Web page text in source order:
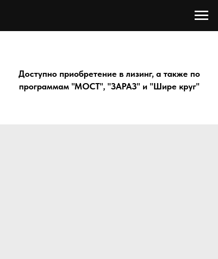
Доступно приобретение в лизинг, а также по
программам "МОСТ", "ЗАРАЗ" и "Шире круг"